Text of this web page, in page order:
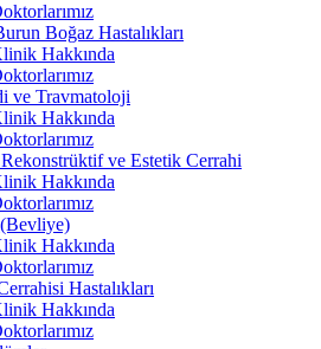
Boğaz Hastalıkları
Hakkında
ve Travmatoloji
Hakkında
ve Estetik Cerrahi
Hakkında
Hakkında
Hastalıkları
Hakkında